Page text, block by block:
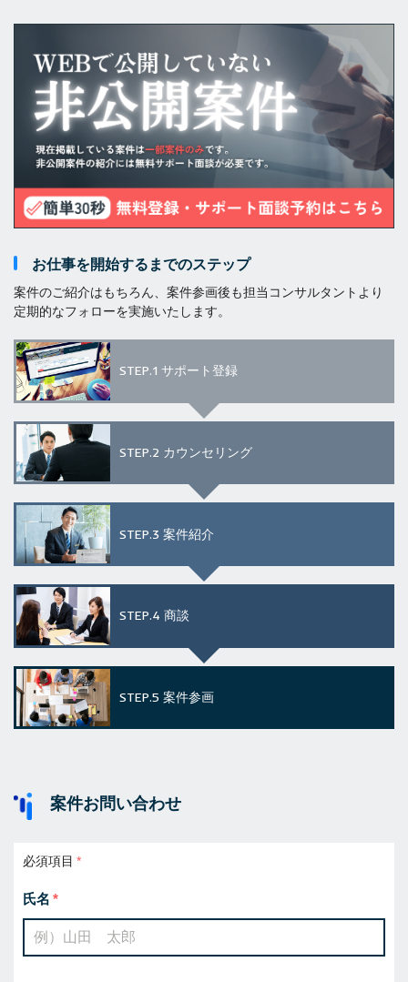
お仕事を開始するまでのステップ
案件のご紹介はもちろん、案件参画後も担当コンサルタントより
定期的なフォローを実施いたします。
STEP.1 サポート登録
STEP.2 カウンセリング
STEP.3 案件紹介
STEP.4 商談
STEP.5 案件参画
案件お問い合わせ
必須項目
氏名